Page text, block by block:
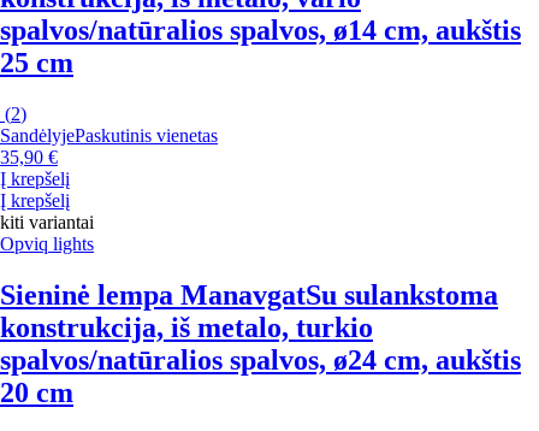
spalvos/natūralios spalvos, ø14 cm, aukštis
25 cm
(2)
SandėlyjePaskutinis vienetas
35,90 €
Į krepšelį
Į krepšelį
kiti variantai
Opviq lights
Sieninė lempa ManavgatSu sulankstoma
konstrukcija, iš metalo, turkio
spalvos/natūralios spalvos, ø24 cm, aukštis
20 cm